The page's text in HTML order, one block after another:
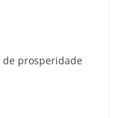
de prosperidade